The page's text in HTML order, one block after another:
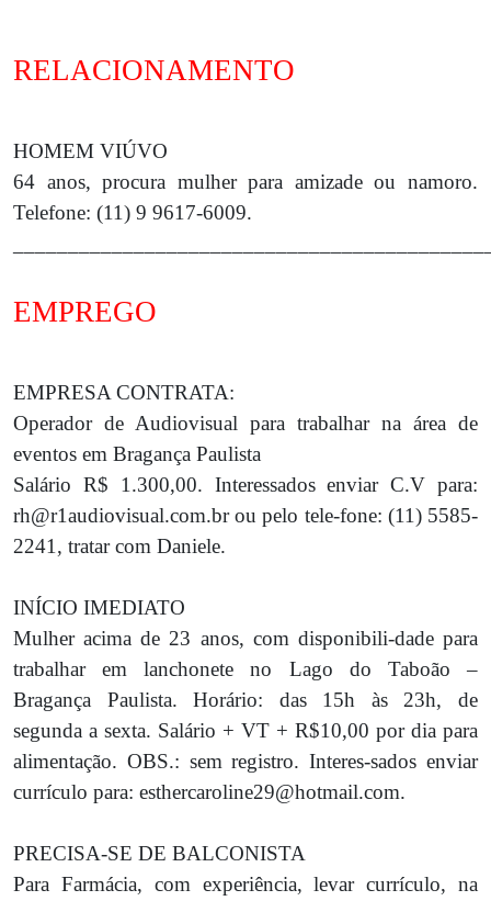
RELACIONAMENTO
HOMEM VIÚVO
64 anos, procura mulher para amizade ou namoro.
Telefone: (11) 9 9617-6009.
EMPREGO
EMPRESA CONTRATA:
Operador de Audiovisual para trabalhar na área de
eventos em Bragança Paulista
Salário R$ 1.300,00. Interessados enviar C.V para:
rh@r1audiovisual.com.br ou pelo tele-fone: (11) 5585-
2241, tratar com Daniele.
INÍCIO IMEDIATO
Mulher acima de 23 anos, com disponibili-dade para
trabalhar em lanchonete no Lago do Taboão –
Bragança Paulista. Horário: das 15h às 23h, de
segunda a sexta. Salário + VT + R$10,00 por dia para
alimentação. OBS.: sem registro. Interes-sados enviar
currículo para: esthercaroline29@hotmail.com.
PRECISA-SE DE BALCONISTA
Para Farmácia, com experiência, levar currículo, na